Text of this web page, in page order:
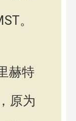
。
赫特
原为